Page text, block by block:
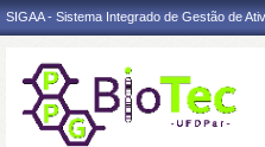
SIGAA - Sistema Integrado de Gestão de